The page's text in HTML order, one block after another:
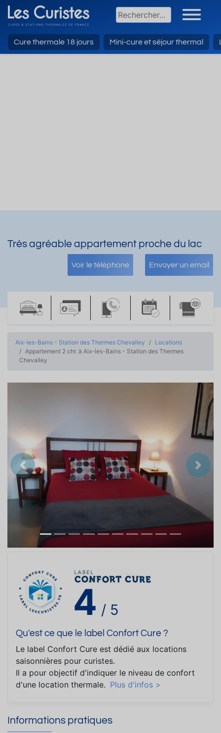
Cure thermale 18 jours Mini-cure et séjour thermal
Très agréable appartement proche du lac
Voir le téléphone Envoyer un email
Aix-les-Bains - Station des Thermes Chevalley
Locations
Appartement 2 chr. à Aix-les-Bains - Station des Thermes
Chevalley
Précedent
4 / 5
Qu'est ce que le label Confort Cure ?
Le label Confort Cure est dédié aux locations
saisonnières pour curistes.
Il a pour objectif d'indiquer le niveau de confort
d'une location thermale. Plus d'infos >
Informations pratiques